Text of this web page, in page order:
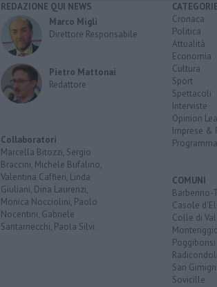
REDAZIONE QUI NEWS
Marco Migli
Direttore Responsabile
Pietro Mattonai
Redattore
Collaboratori
Marcella Bitozzi, Sergio
Braccini, Michele Bufalino,
Valentina Caffieri, Linda
Giuliani, Dina Laurenzi,
Monica Nocciolini, Paolo
Nocentini, Gabriele
Santarnecchi, Paola Silvi.
CATEGORIE
Cronaca
Politica
Attualità
Economia
Cultura
Sport
Spettacoli
Interviste
Opinion
Imprese &
COMUNI
Barberino-
Casole
Colle di
Poggibonsi
Radicondoli
San
Sovicille